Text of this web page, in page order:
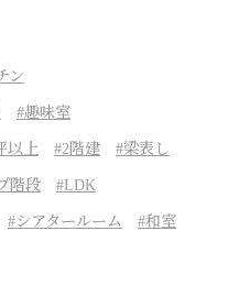
ン
趣味室
以上 2階建 梁表し
階段 LDK
シアタールーム 和室